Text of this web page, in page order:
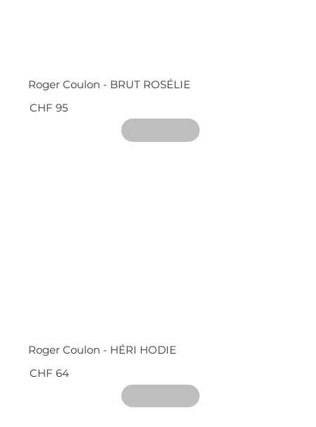
Roger Coulon - BRUT ROSÉLIE
CHF 95
Roger Coulon - HÉRI HODIE
CHF 64